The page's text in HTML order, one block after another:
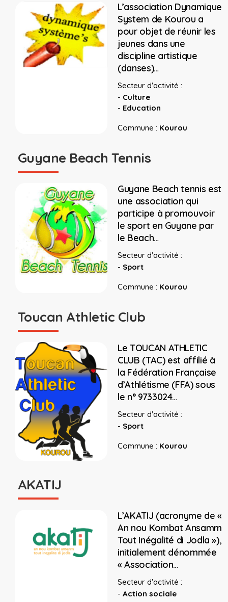
L’association Dynamique
System de Kourou a
pour objet de réunir les
jeunes dans une
discipline artistique
(danses)…
Secteur d'activité :
- Culture
- Education
Commune : Kourou
Guyane Beach Tennis
Guyane Beach tennis est
une association qui
participe à promouvoir
le sport en Guyane par
le Beach…
Secteur d'activité :
- Sport
Commune : Kourou
Toucan Athletic Club
Le TOUCAN ATHLETIC
CLUB (TAC) est affilié à
la Fédération Française
d’Athlétisme (FFA) sous
le n° 9733024…
Secteur d'activité :
- Sport
Commune : Kourou
AKATIJ
L’AKATIJ (acronyme de «
An nou Kombat Ansamm
Tout Inégalité di Jodla »),
initialement dénommée
« Association…
Secteur d'activité :
-Action sociale